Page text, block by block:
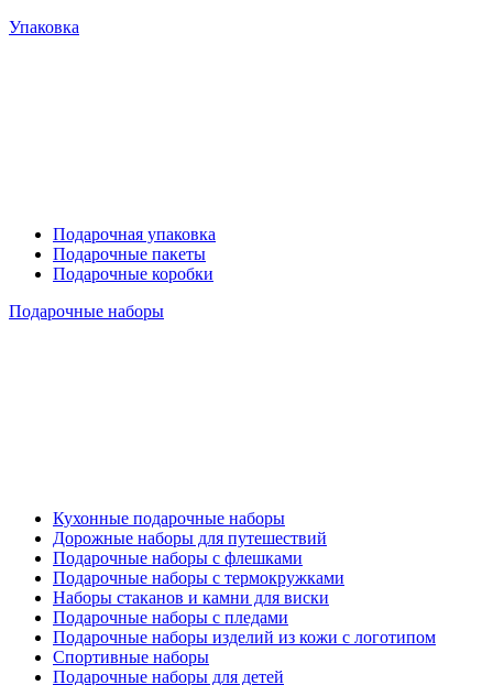
Упаковка
Подарочная упаковка
Подарочные пакеты
Подарочные коробки
Подарочные наборы
Кухонные подарочные наборы
Дорожные наборы для путешествий
Подарочные наборы с флешками
Подарочные наборы с термокружками
Наборы стаканов и камни для виски
Подарочные наборы с пледами
Подарочные наборы изделий из кожи с логотипом
Спортивные наборы
Подарочные наборы для детей